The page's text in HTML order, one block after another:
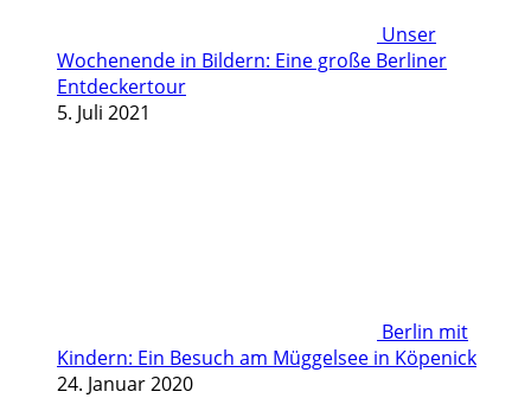
Unser
Wochenende in Bildern: Eine große Berliner
Entdeckertour
5. Juli 2021
Berlin mit
Kindern: Ein Besuch am Müggelsee in Köpenick
24. Januar 2020